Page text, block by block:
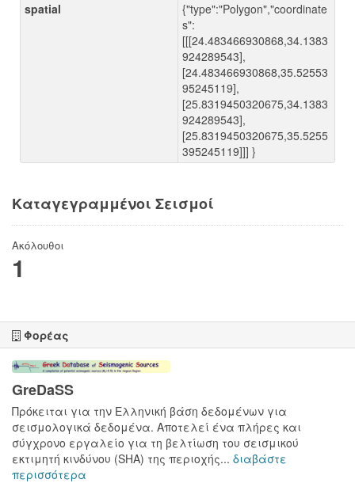
spatial
{"type":"Polygon","coordinate
s":
[[[24.483466930868,34.1383
924289543],
[24.483466930868,35.52553
95245119],
[25.8319450320675,34.1383
924289543],
[25.8319450320675,35.5255
395245119]]] }
Καταγεγραμμένοι Σεισμοί
Ακόλουθοι
1
Φορέας
GreDaSS
Πρόκειται για την Ελληνική βάση δεδομένων για
σεισμολογικά δεδομένα. Αποτελεί ένα πλήρες και
σύγχρονο εργαλείο για τη βελτίωση του σεισμικού
εκτιμητή κινδύνου (SHA) της περιοχής... διαβάστε
περισσότερα